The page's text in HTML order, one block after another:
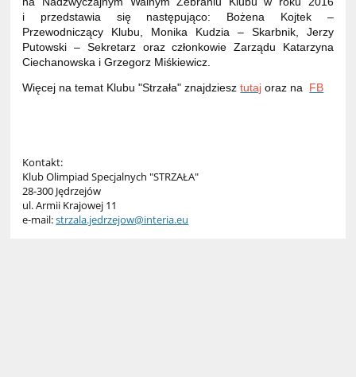
i przedstawia się następująco: Bożena Kojtek –
Przewodniczący Klubu, Monika Kudzia – Skarbnik, Jerzy
Putowski – Sekretarz oraz członkowie Zarządu Katarzyna
Ciechanowska i Grzegorz Miśkiewicz.
Więcej na temat Klubu "Strzała" znajdziesztutaj oraz na FB
Kontakt:
Klub Olimpiad Specjalnych "STRZAŁA"
28-300 Jędrzejów
ul. Armii Krajowej 11
e-mail:strzala.jedrzejow@interia.eu